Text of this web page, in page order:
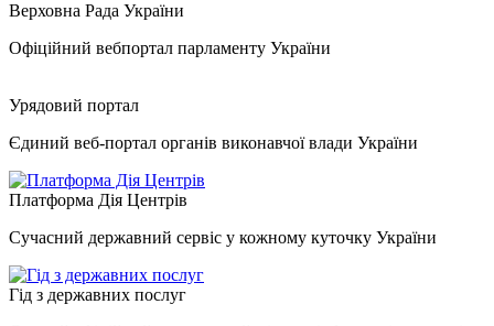
Верховна Рада України
Офіційний вебпортал парламенту України
Урядовий портал
Єдиний веб-портал органів виконавчої влади України
Платформа Дія Центрів
Сучасний державний сервіс у кожному куточку України
Гід з державних послуг